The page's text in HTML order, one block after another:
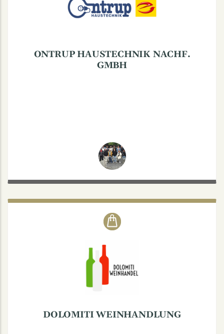
ONTRUP HAUSTECHNIK NACHF.
GMBH
Ihr zuverlässiger Heizungs-, Sanitär- und
DOLOMITI WEINHANDLUNG
DOLOMITI WEINHANDLUNG